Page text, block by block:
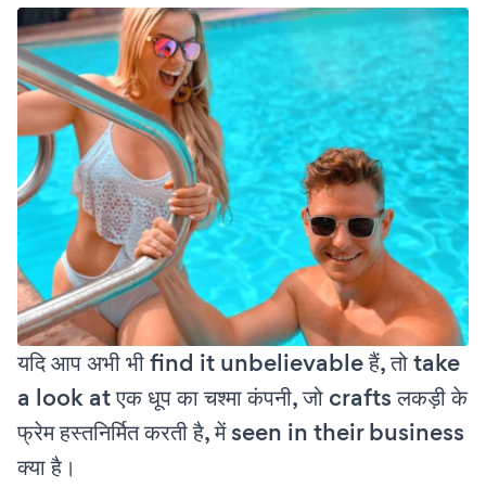
यदि आप अभी भी find it unbelievable हैं, तो take
a look at एक धूप का चश्मा कंपनी, जो crafts लकड़ी के
फ्रेम हस्तनिर्मित करती है, में seen in their business
क्या है।